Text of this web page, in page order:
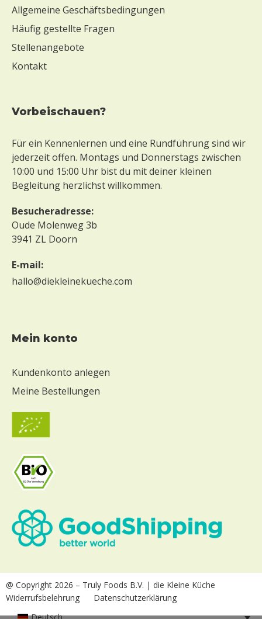
Allgemeine Geschäftsbedingungen
Häufig gestellte Fragen
Stellenangebote
Kontakt
Vorbeischauen?
Für ein Kennenlernen und eine Rundführung sind wir
jederzeit offen. Montags und Donnerstags zwischen
10:00 und 15:00 Uhr bist du mit deiner kleinen
Begleitung herzlichst willkommen.
Besucheradresse:
Oude Molenweg 3b
3941 ZL Doorn
E-mail:
hallo@diekleinekueche.com
mein konto
Kundenkonto anlegen
Meine Bestellungen
@ Copyright 2026 – Truly Foods B.V. | die Kleine Küche
Widerrufsbelehrung
Datenschutzerklärung